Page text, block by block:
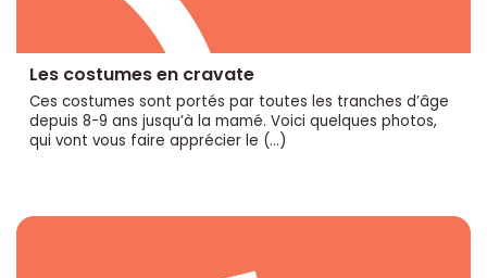
Les costumes en cravate
Ces costumes sont portés par toutes les tranches d’âge
depuis 8-9 ans jusqu’à la mamé. Voici quelques photos,
qui vont vous faire apprécier le (…)